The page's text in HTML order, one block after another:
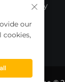
our
cookies,